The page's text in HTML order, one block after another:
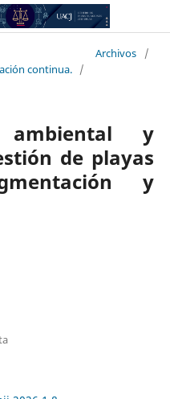
Archivos
/
continua. /
y
de playas
y